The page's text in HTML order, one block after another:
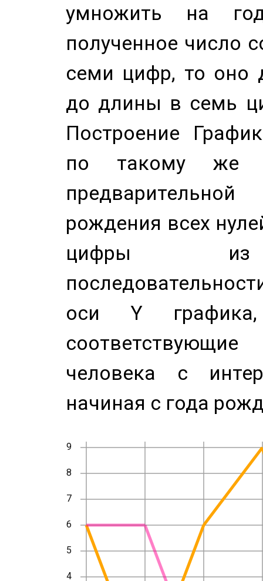
умножить на
полученное число
семи цифр, то оно
до длины в семь
Построение
по такому же
рождения всех
цифры из
оси Y
человека с
начиная с года